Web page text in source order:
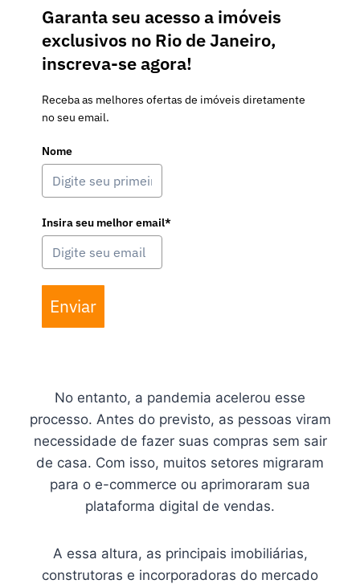
Garanta seu acesso a imóveis
exclusivos no Rio de Janeiro,
inscreva-se agora!
Receba as melhores ofertas de imóveis diretamente
no seu email.
Nome
Insira seu melhor email*
Enviar
No entanto, a pandemia acelerou esse
processo. Antes do previsto, as pessoas viram
necessidade de fazer suas compras sem sair
de casa. Com isso, muitos setores migraram
para o e-commerce ou aprimoraram sua
plataforma digital de vendas.
A essa altura, as principais imobiliárias,
construtoras e incorporadoras do mercado